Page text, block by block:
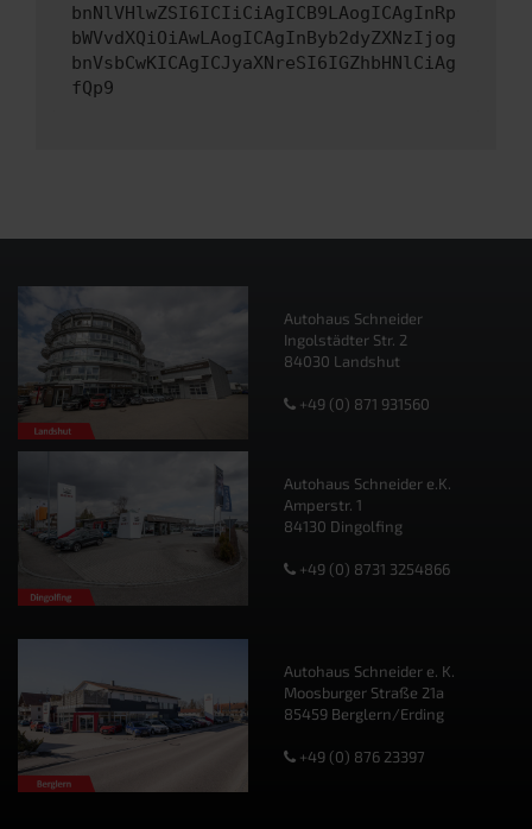
bnNlVHlwZSI6ICIiCiAgICB9LAogICAgInRp
bWVvdXQiOiAwLAogICAgInByb2dyZXNzIjog
bnVsbCwKICAgICJyaXNreSI6IGZhbHNlCiAg
fQp9
Autohaus Schneider
Ingolstädter Str. 2
84030 Landshut
+49 (0) 871 931560
Autohaus Schneider e.K.
Amperstr. 1
84130 Dingolfing
+49 (0) 8731 3254866
Autohaus Schneider e. K.
Moosburger Straße 21a
85459 Berglern/Erding
+49 (0) 876 23397